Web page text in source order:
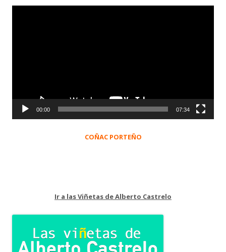
00:00 07:34
COÑAC PORTEÑO
Ir a las Viñetas de Alberto Castrelo